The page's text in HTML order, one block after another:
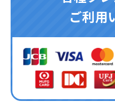
ご利用